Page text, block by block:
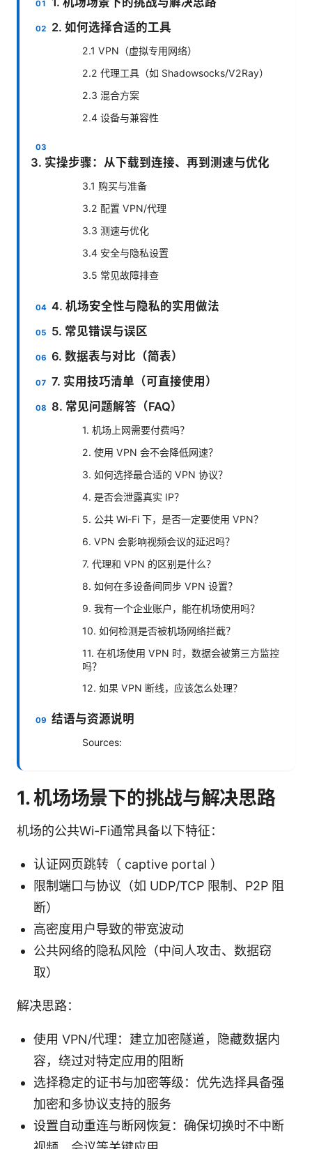
2. 如何选择合适的工具
2.1 VPN（虚拟专用网络）
2.2 代理工具（如 Shadowsocks/V2Ray）
2.3 混合方案
2.4 设备与兼容性
3. 实操步骤：从下载到连接、再到测速与优化
3.1 购买与准备
3.2 配置 VPN/代理
3.3 测速与优化
3.4 安全与隐私设置
3.5 常见故障排查
4. 机场安全性与隐私的实用做法
5. 常见错误与误区
6. 数据表与对比（简表）
7. 实用技巧清单（可直接使用）
8. 常见问题解答（FAQ）
1. 机场上网需要付费吗？
2. 使用 VPN 会不会降低网速？
3. 如何选择最合适的 VPN 协议？
4. 是否会泄露真实 IP？
5. 公共 Wi-Fi 下，是否一定要使用 VPN？
6. VPN 会影响视频会议的延迟吗？
7. 代理和 VPN 的区别是什么？
8. 如何在多设备间同步 VPN 设置？
9. 我有一个企业账户，能在机场使用吗？
10. 如何检测是否被机场网络拦截？
11. 在机场使用 VPN 时，数据会被第三方监控
吗？
12. 如果 VPN 断线，应该怎么处理？
结语与资源说明
Sources:
1. 机场场景下的挑战与解决思路
机场的公共Wi-Fi通常具备以下特征：
认证网页跳转（ captive portal ）
限制端口与协议（如 UDP/TCP 限制、P2P 阻
断）
高密度用户导致的带宽波动
公共网络的隐私风险（中间人攻击、数据窃
取）
解决思路：
使用 VPN/代理：建立加密隧道，隐藏数据内
容，绕过对特定应用的阻断
选择稳定的证书与加密等级：优先选择具备强
加密和多协议支持的服务
设置自动重连与断网恢复：确保切换时不中断